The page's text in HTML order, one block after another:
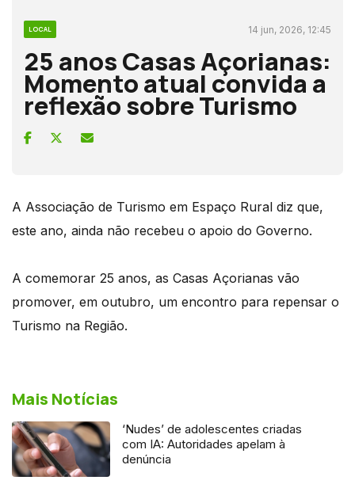
LOCAL 14 jun, 2026, 12:45
25 anos Casas Açorianas:
Momento atual convida a
reflexão sobre Turismo
A Associação de Turismo em Espaço Rural diz que,
este ano, ainda não recebeu o apoio do Governo.
A comemorar 25 anos, as Casas Açorianas vão
promover, em outubro, um encontro para repensar o
Turismo na Região.
Mais Notícias
‘Nudes’ de adolescentes criadas
com IA: Autoridades apelam à
denúncia